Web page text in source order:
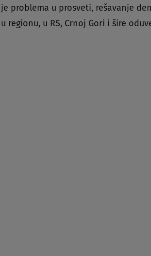
problema u prosveti, rešavanje
regionu, u RS, Crnoj Gori i šire